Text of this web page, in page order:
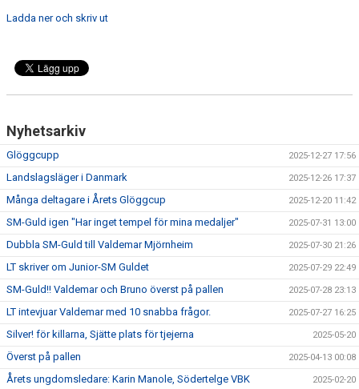
Ladda ner och skriv ut
Nyhetsarkiv
Glöggcupp 2025-12-27 17:56
Landslagsläger i Danmark 2025-12-26 17:37
Många deltagare i Årets Glöggcup 2025-12-20 11:42
SM-Guld igen "Har inget tempel för mina medaljer" 2025-07-31 13:00
Dubbla SM-Guld till Valdemar Mjörnheim 2025-07-30 21:26
LT skriver om Junior-SM Guldet 2025-07-29 22:49
SM-Guld!! Valdemar och Bruno överst på pallen 2025-07-28 23:13
LT intevjuar Valdemar med 10 snabba frågor. 2025-07-27 16:25
Silver! för killarna, Sjätte plats för tjejerna 2025-05-20
Överst på pallen 2025-04-13 00:08
Årets ungdomsledare: Karin Manole, Södertelge VBK 2025-02-20